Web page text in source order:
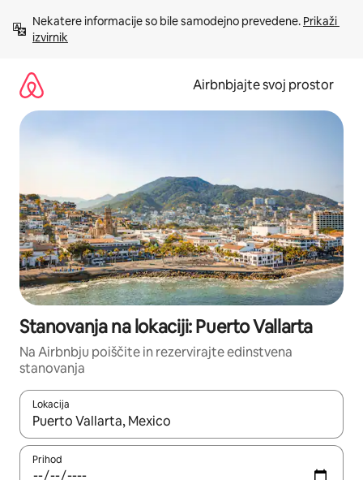
vsebino
Nekatere informacije so bile samodejno prevedene. Prikaži
izvirnik
Airbnbjajte svoj prostor
Stanovanja na lokaciji: Puerto Vallarta
Na Airbnbju poiščite in rezervirajte edinstvena
stanovanja
Lokacija
Ko so rezultati na voljo, krmarite s puščičnima tipkama gor in
Prihod